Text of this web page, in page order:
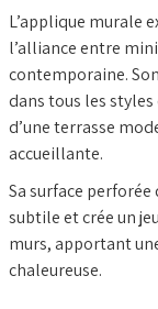
L’applique murale
l’alliance entre
contemporaine.
dans tous les styles
d’une terrasse
accueillante.
Sa surface
subtile et crée un
murs, apportant
chaleureuse.